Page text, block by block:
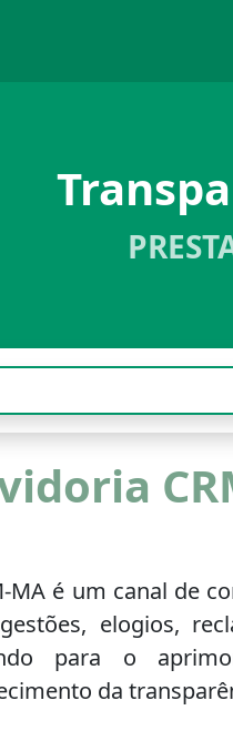
MA é um canal de
elogios,
para o
da